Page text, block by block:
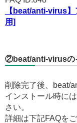
【beat/anti-virus
用]
②beat/anti-virusの
削除完了後、beat/
インストール時に
さい。
詳細は下記FAQを